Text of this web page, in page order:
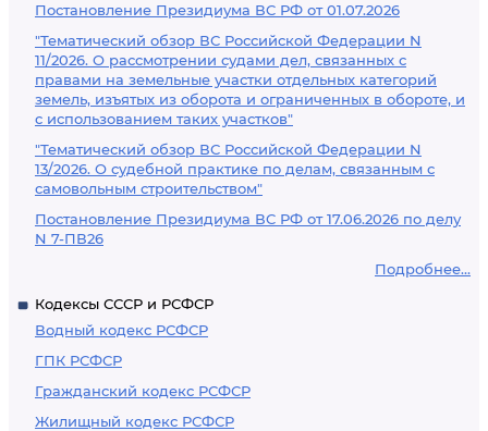
Постановление Президиума ВС РФ от 01.07.2026
"Тематический обзор ВС Российской Федерации N
11/2026. О рассмотрении судами дел, связанных с
правами на земельные участки отдельных категорий
земель, изъятых из оборота и ограниченных в обороте, и
с использованием таких участков"
"Тематический обзор ВС Российской Федерации N
13/2026. О судебной практике по делам, связанным с
самовольным строительством"
Постановление Президиума ВС РФ от 17.06.2026 по делу
N 7-ПВ26
Подробнее...
Кодексы СССР и РСФСР
Водный кодекс РСФСР
ГПК РСФСР
Гражданский кодекс РСФСР
Жилищный кодекс РСФСР